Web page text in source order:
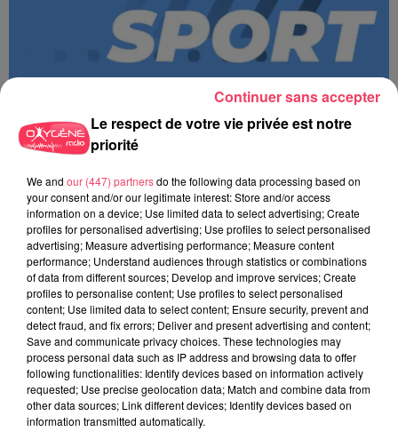
MAGSPORT SOIR 49 06/08/26
Le respect de votre vie privée est notre
priorité
We and our (447) partnersdo the following data processing based on
your consent and/or our legitimate interest: Store and/or access
information on a device; Use limited data to select advertising; Create
profiles for personalised advertising; Use profiles to select personalised
advertising; Measure advertising performance; Measure content
performance; Understand audiences through statistics or combinations
of data from different sources; Develop and improve services; Create
profiles to personalise content; Use profiles to select personalised
content; Use limited data to select content; Ensure security, prevent and
detect fraud, and fix errors; Deliver and present advertising and content;
Save and communicate privacy choices. These technologies may
process personal data such as IP address and browsing data to offer
following functionalities: Identify devices based on information actively
requested; Use precise geolocation data; Match and combine data from
other data sources; Link different devices; Identify devices based on
information transmitted automatically.
Continuer sans accepter